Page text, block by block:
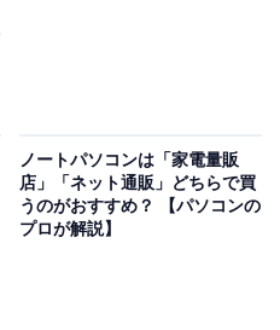
ノートパソコンは「家電量販
店」「ネット通販」どちらで買
うのがおすすめ？ 【パソコンの
プロが解説】